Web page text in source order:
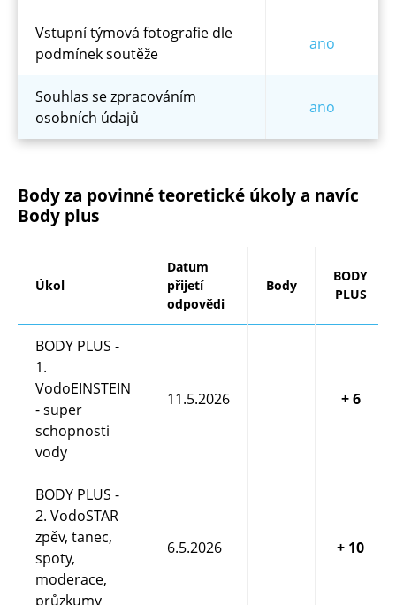
Vstupní týmová fotografie dle
podmínek soutěže
ano
Souhlas se zpracováním
osobních údajů
ano
Body za povinné teoretické úkoly a navíc
Body plus
Úkol
Datum
přijetí
odpovědi
Body
BODY
PLUS
BODY PLUS -
1.
VodoEINSTEIN
- super
schopnosti
vody
11.5.2026 + 6
BODY PLUS -
2. VodoSTAR
zpěv, tanec,
spoty,
moderace,
průzkumy
6.5.2026 + 10